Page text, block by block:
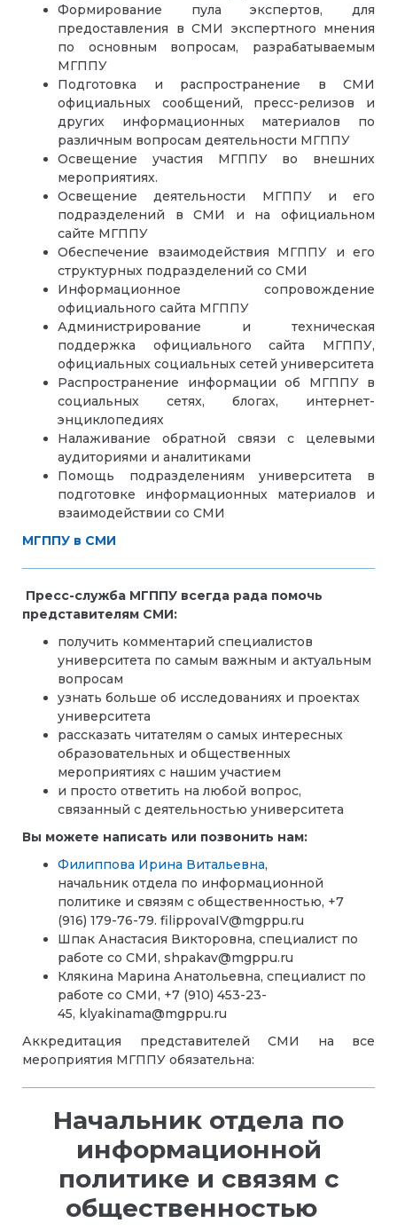
Формирование пула экспертов, для
предоставления в СМИ экспертного мнения
по основным вопросам, разрабатываемым
МГППУ
Подготовка и распространение в СМИ
официальных сообщений, пресс-релизов и
других информационных материалов по
различным вопросам деятельности МГППУ
Освещение участия МГППУ во внешних
мероприятиях.
Освещение деятельности МГППУ и его
подразделений в СМИ и на официальном
сайте МГППУ
Обеспечение взаимодействия МГППУ и его
структурных подразделений со СМИ
Информационное сопровождение
официального сайта МГППУ
Администрирование и техническая
поддержка официального сайта МГППУ,
официальных социальных сетей университета
Распространение информации об МГППУ в
социальных сетях, блогах, интернет-
энциклопедиях
Налаживание обратной связи с целевыми
аудиториями и аналитиками
Помощь подразделениям университета в
подготовке информационных материалов и
взаимодействии со СМИ
МГППУ в СМИ
Пресс-служба МГППУ всегда рада помочь
представителям СМИ:
получить комментарий специалистов
университета по самым важным и актуальным
вопросам
узнать больше об исследованиях и проектах
университета
рассказать читателям о самых интересных
образовательных и общественных
мероприятиях с нашим участием
и просто ответить на любой вопрос,
связанный с деятельностью университета
Вы можете написать или позвонить нам:
Филиппова Ирина Витальевна,
начальник отдела по информационной
политике и связям с общественностью, +7
(916) 179-76-79. filippovaIV@mgppu.ru
Шпак Анастасия Викторовна, специалист по
работе со СМИ, shpakav@mgppu.ru
Клякина Марина Анатольевна, специалист по
работе со СМИ, +7 (910) 453-23-
45, klyakinama@mgppu.ru
Аккредитация представителей СМИ на все
мероприятия МГППУ обязательна:
Начальник отдела по
информационной
политике и связям с
общественностью